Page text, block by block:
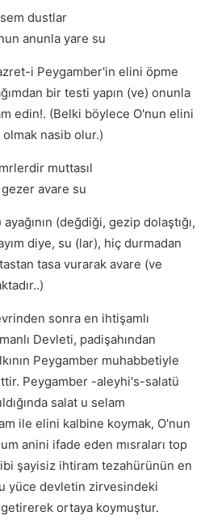
dustlar
anunla yare su
i Peygamber'in elini öpme
bir testi yapın (ve) onunla
edin!. (Belki böylece O'nun elini
nasib olur.)
muttasıl
gezer avare su
(değdiği, gezip dolaştığı,
diye, su (lar), hiç durmadan
tasa vurarak avare (ve
sonra en ihtişamlı
Devleti, padişahından
Peygamber muhabbetiyle
Peygamber -aleyhi's-salatü
salat u selam
ile elini kalbine koymak, O'nun
anini ifade eden mısraları top
şayisiz ihtiram tezahürünün en
yüce devletin zirvesindeki
ortaya koymuştur.